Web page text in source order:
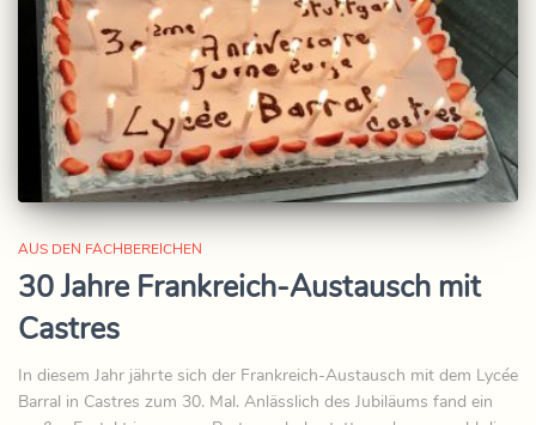
AUS DEN FACHBEREICHEN
30 Jahre Frankreich-Austausch mit
Castres
In diesem Jahr jährte sich der Frankreich-Austausch mit dem Lycée
Barral in Castres zum 30. Mal. Anlässlich des Jubiläums fand ein